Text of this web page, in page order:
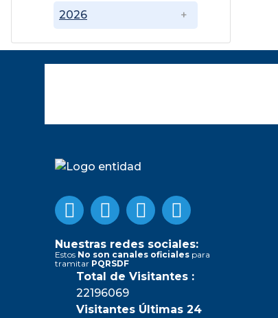
2026
Nuestras redes sociales:
Estos No son canales oficiales para
tramitar PQRSDF
Total de Visitantes :
22196069
Visitantes Últimas 24